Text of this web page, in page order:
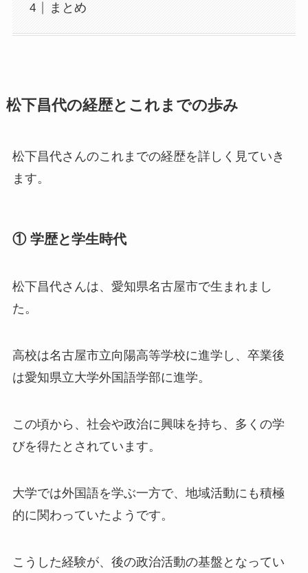
まとめ
松下昌代の経歴とこれまでの歩み
松下昌代さんのこれまでの経歴を詳しく見ていき
ます。
① 学歴と学生時代
松下昌代さんは、愛知県名古屋市で生まれまし
た。
高校は名古屋市立向陽高等学校に進学し、卒業後
は愛知県立大学外国語学部に進学。
この頃から、社会や政治に興味を持ち、多くの学
びを得たとされています。
大学では外国語を学ぶ一方で、地域活動にも積極
的に関わっていたようです。
こうした経験が、後の政治活動の基盤となってい